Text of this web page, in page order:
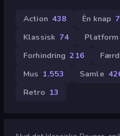
Action 438 Èn knap
Klassisk 74 Platform
Forhindring 216
Mus 1.553 Samle
Retro 13